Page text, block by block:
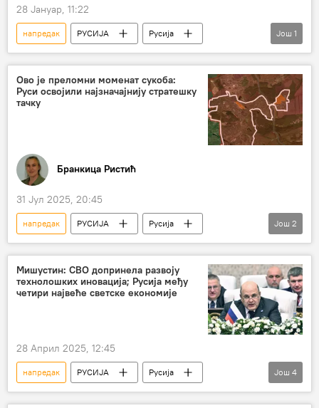
28 Јануар, 11:22
напредак РУСИЈА
Русија
Кремљ
преговори
Још 1
Ово је преломни моменат сукоба:
Руси освојили најзначајнију стратешку
тачку
Бранкица Ристић
31 Јул 2025, 20:45
напредак РУСИЈА
Русија
Русија – политика
Специјална војна операција у Украјини – вести
Још 2
Мишустин: СВО допринела развоју
технолошких иновација; Русија међу
четири највеће светске економије
28 Април 2025, 12:45
напредак РУСИЈА
Русија
Михаил Мишустин
Русија – економија
Још 4